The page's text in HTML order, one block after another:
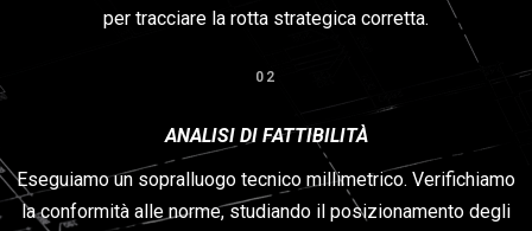
per tracciare la rotta strategica corretta.
02
ANALISI DI FATTIBILITÀ
Eseguiamo un sopralluogo tecnico millimetrico. Verifichiamo
la conformità alle norme, studiando il posizionamento degli